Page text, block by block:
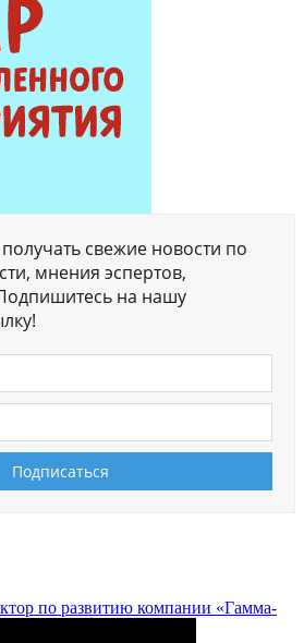
свежие новости по
мнения эспертов,
на нашу
по развитию компании «Гамма-